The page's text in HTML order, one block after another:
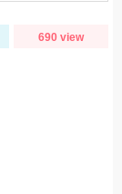
690 view